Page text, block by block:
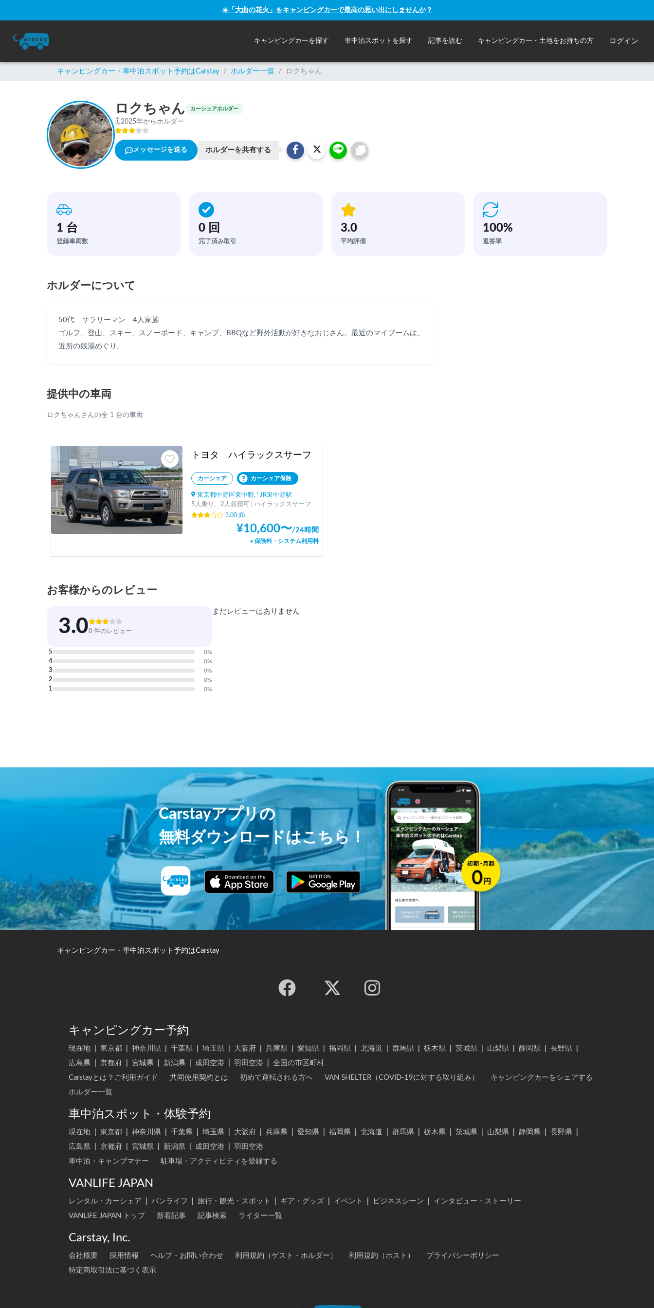
☀️「大曲の花火」をキャンピングカーで最高の思い出にしませんか？
キャンピングカーを探す 車中泊スポットを探す 記事を読む キャンピングカー・土地をお持ちの方 ログイン
キャンピングカー・車中泊スポット予約はCarstay / ホルダー一覧 / ロクちゃん
ロクちゃん カーシェアホルダー
🗓2025年からホルダー
メッセージを送る ホルダーを共有する
1 台
登録車両数
0 回
完了済み取引
3.0
平均評価
100%
返答率
ホルダーについて
50代　サラリーマン　4人家族
ゴルフ、登山、スキー、スノーボード、キャンプ、BBQなど野外活動が好きなおじさん。最近のマイブームは、
近所の銭湯めぐり。
提供中の車両
ロクちゃんさんの全 1 台の車両
トヨタ ハイラックスサーフ
カーシェア カーシェア保険
東京都中野区東中野, ' JR東中野駅
5人乗り、2人就寝可 | ハイラックスサーフ
3.00(0)
¥10,600〜/24時間
＋保険料・システム利用料
お客様からのレビュー
3.00 件のレビュー
5 0%
4 0%
3 0%
2 0%
1 0%
まだレビューはありません
Carstayアプリの
無料ダウンロードはこちら！
キャンピングカー・車中泊スポット予約はCarstay
キャンピングカー予約
現在地 東京都 神奈川県 千葉県 埼玉県 大阪府 兵庫県 愛知県 福岡県 北海道 群馬県 栃木県 茨城県 山梨県 静岡県 長野県
広島県
京都府 宮城県 新潟県 成田空港 羽田空港
全国の市区町村
Carstayとは？ご利用ガイド
共同使用契約とは 初めて運転される方へ VAN SHELTER（COVID-19に対する取り組み）
キャンピングカーをシェアする
ホルダー一覧
車中泊スポット・体験予約
現在地 東京都 神奈川県 千葉県 埼玉県 大阪府 兵庫県 愛知県 福岡県 北海道 群馬県 栃木県 茨城県 山梨県 静岡県 長野県
広島県
京都府 宮城県 新潟県 成田空港
羽田空港
車中泊・キャンプマナー
駐車場・アクティビティを登録する
VANLIFE JAPAN
レンタル・カーシェア バンライフ 旅行・観光・スポット ギア・グッズ イベント ビジネスシーン
インタビュー・ストーリー
VANLIFE JAPAN トップ
新着記事 記事検索 ライター一覧
Carstay, Inc.
会社概要 採用情報 ヘルプ・お問い合わせ 利用規約（ゲスト・ホルダー） 利用規約（ホスト）
プライバシーポリシー
特定商取引法に基づく表示